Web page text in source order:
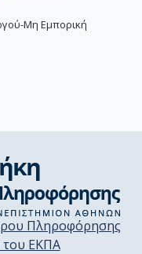
Μη Εμπορική
Πληροφόρησης
του ΕΚΠΑ